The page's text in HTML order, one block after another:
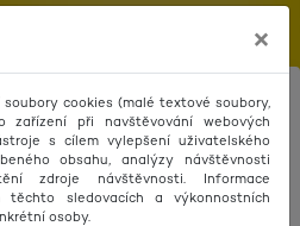
×
cookies (malé textové soubory,
při navštěvování webových
s cílem vylepšení uživatelského
obsahu, analýzy návštěvnosti
zdroje návštěvnosti. Informace
těchto sledovacích a výkonnostních
osoby.